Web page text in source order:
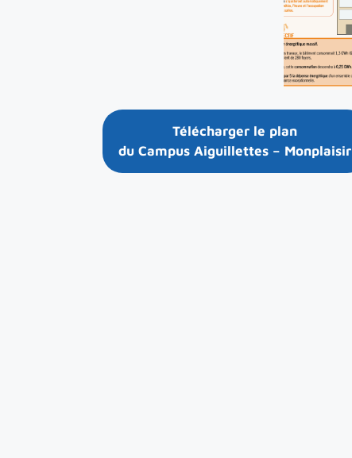
Télécharger le plan
du Campus Aiguillettes – Monplaisir